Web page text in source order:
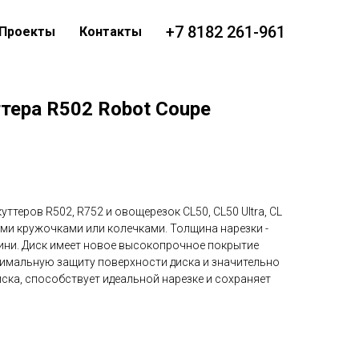
Контакты +7 8182 261-961
R502 Robot Coupe
R502, R752 и овощерезок CL50, CL50 Ultra, CL
кружочками или колечками. Толщина нарезки -
Диск имеет новое высокопрочное покрытие
защиту поверхности диска и значительно
способствует идеальной нарезке и сохраняет